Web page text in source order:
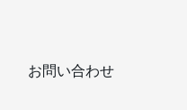
お問い合わせ